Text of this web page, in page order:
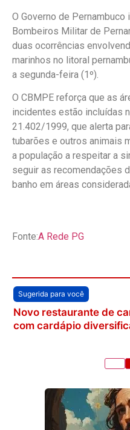
O Governo de
Bombeiros Militar de
duas ocorrências
marinhos no litoral
a segunda-feira (1º).
O CBMPE reforça que as
incidentes estão incluídas
21.402/1999, que alerta
tubarões e outros animais
a população a respeitar a
seguir as recomendações
banho em áreas
Fonte:A Rede PG
Sugerida para você
Novo restaurante de
com cardápio